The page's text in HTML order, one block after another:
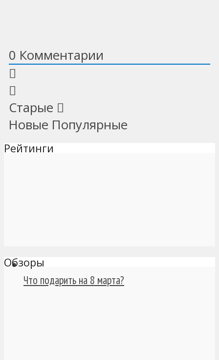
0 Комментарии
Старые
Новые Популярные
Рейтинги
Что подарить на 8 марта?
Обзоры